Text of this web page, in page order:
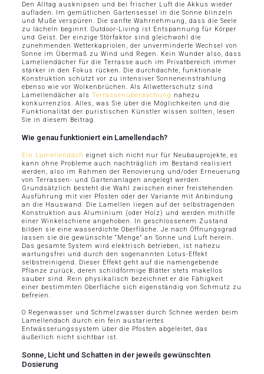
Den Alltag ausknipsen und bei frischer Luft die Akkus wieder
aufladen. Im gemütlichen Gartensessel in die Sonne blinzeln
und Muße verspüren. Die sanfte Wahrnehmung, dass die Seele
zu lächeln beginnt. Outdoor-Living ist Entspannung für Körper
und Geist. Der einzige Störfaktor sind gleichwohl die
zunehmenden Wetterkapriolen, der unverminderte Wechsel von
Sonne im Übermaß zu Wind und Regen. Kein Wunder also, dass
Lamellendächer für die Terrasse auch im Privatbereich immer
stärker in den Fokus rücken. Die durchdachte, funktionale
Konstruktion schützt vor zu intensiver Sonneneinstrahlung
ebenso wie vor Wolkenbrüchen. Als Allwetterschutz sind
Lamellendächer als Terrassenüberdachung nahezu
konkurrenzlos. Alles, was Sie über die Möglichkeiten und die
Funktionalität der puristischen Künstler wissen sollten, lesen
Sie in diesem Beitrag.
Wie genau funktioniert ein Lamellendach?
Ein Lamellendach eignet sich nicht nur für Neubauprojekte, es
kann ohne Probleme auch nachträglich im Bestand realisiert
werden, also im Rahmen der Renovierung und/oder Erneuerung
von Terrassen- und Gartenanlagen angelegt werden.
Grundsätzlich besteht die Wahl zwischen einer freistehenden
Ausführung mit vier Pfosten oder der Variante mit Anbindung
an die Hauswand. Die Lamellen liegen auf der selbstragenden
Konstruktion aus Aluminium (oder Holz) und werden mithilfe
einer Winkelschiene angehoben. In geschlossenem Zustand
bilden sie eine wasserdichte Oberfläche. Je nach Öffnungsgrad
lassen sie die gewünschte “Menge” an Sonne und Luft herein.
Das gesamte System wird elektrisch betrieben, ist nahezu
wartungsfrei und durch den sogenannten Lotus-Effekt
selbstreinigend. Dieser Effekt geht auf die namengebende
Pflanze zurück, deren schildförmige Blätter stets makellos
sauber sind. Rein physikalisch bezeichnet er die Fähigkeit
einer bestimmten Oberfläche sich eigenständig von Schmutz zu
befreien.
O Regenwasser und Schmelzwasser durch Schnee werden beim
Lamellendach durch ein fein austariertes
Entwässerungssystem über die Pfosten abgeleitet, das
äußerlich nicht sichtbar ist.
Sonne, Licht und Schatten in der jeweils gewünschten
Dosierung